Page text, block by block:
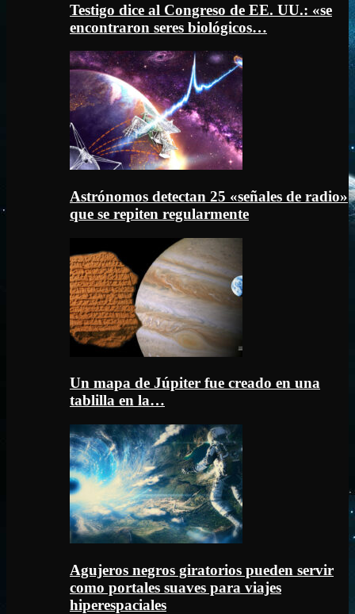
Testigo dice al Congreso de EE. UU.: «se
encontraron seres biológicos…
Astrónomos detectan 25 «señales de radio»
que se repiten regularmente
Un mapa de Júpiter fue creado en una
tablilla en la…
Agujeros negros giratorios pueden servir
como portales suaves para viajes
hiperespaciales